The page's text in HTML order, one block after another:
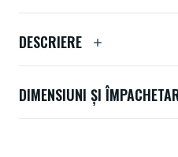
DESCRIERE
DIMENSIUNI ȘI